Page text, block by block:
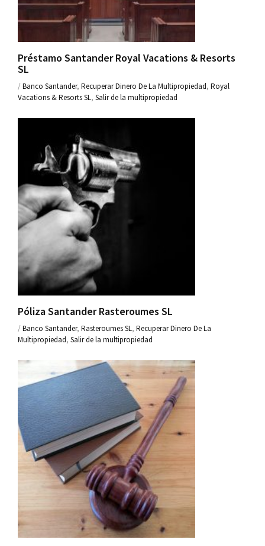
Préstamo Santander Royal Vacations & Resorts
SL
/Banco Santander, Recuperar Dinero De La Multipropiedad, Royal
Vacations & Resorts SL, Salir de la multipropiedad
Póliza Santander Rasteroumes SL
/Banco Santander, Rasteroumes SL, Recuperar Dinero De La
Multipropiedad, Salir de la multipropiedad